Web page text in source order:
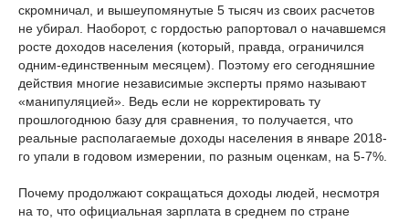
скромничал, и вышеупомянутые 5 тысяч из своих расчетов
не убирал. Наоборот, с гордостью рапортовал о начавшемся
росте доходов населения (который, правда, ограничился
одним-единственным месяцем). Поэтому его сегодняшние
действия многие независимые эксперты прямо называют
«манипуляцией». Ведь если не корректировать ту
прошлогоднюю базу для сравнения, то получается, что
реальные располагаемые доходы населения в январе 2018-
го упали в годовом измерении, по разным оценкам, на 5-7%.
Почему продолжают сокращаться доходы людей, несмотря
на то, что официальная зарплата в среднем по стране